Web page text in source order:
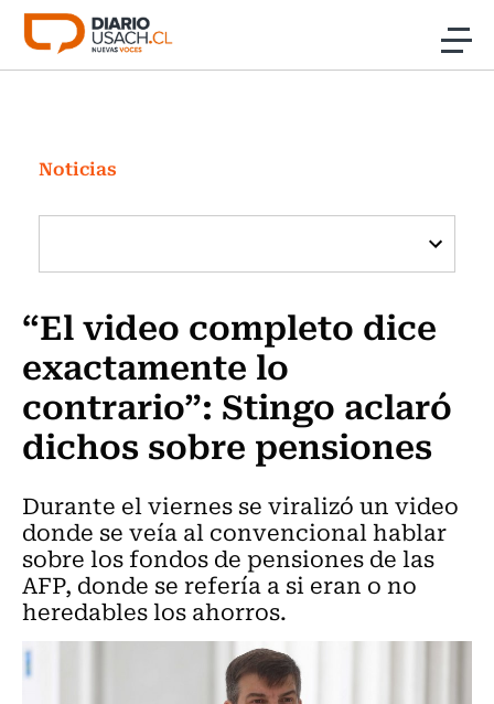
Click acá para ir directamente al contenido
Investigación
Cultura
Programas Radio y TV Usach
Noticias
“El video completo dice
exactamente lo
contrario”: Stingo aclaró
dichos sobre pensiones
Durante el viernes se viralizó un video
donde se veía al convencional hablar
sobre los fondos de pensiones de las
AFP, donde se refería a si eran o no
heredables los ahorros.